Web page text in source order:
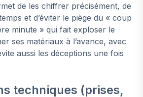
de les chiffrer précisément, de
et d’éviter le piège du « coup
minute » qui fait exploser le
ses matériaux à l’avance, avec
aussi les déceptions une fois
techniques (prises,